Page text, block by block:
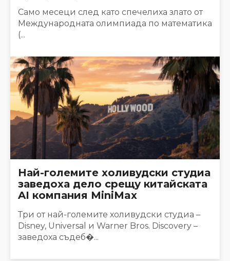
Само месеци след като спечелиха злато от
Международната олимпиада по математика
(...
Най-големите холивудски студиа
заведоха дело срещу китайската
AI компания MiniMax
Три от най-големите холивудски студиа –
Disney, Universal и Warner Bros. Discovery –
заведоха съдеб�...